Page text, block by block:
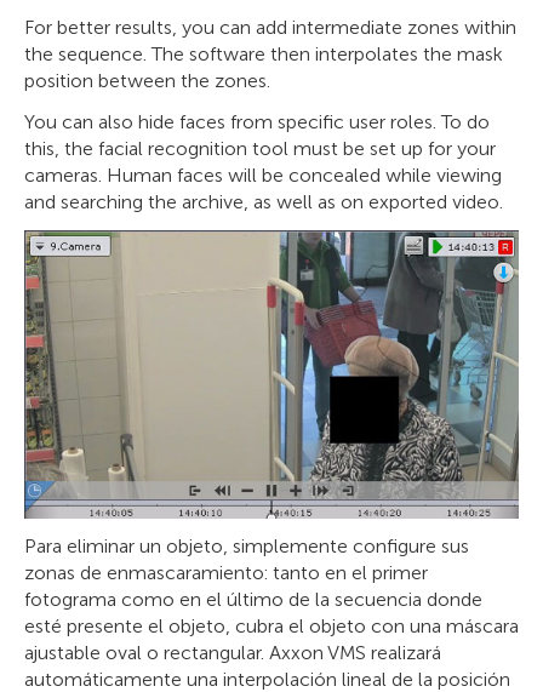
For better results, you can add intermediate zones within
the sequence. The software then interpolates the mask
position between the zones.
You can also hide faces from specific user roles. To do
this, the facial recognition tool must be set up for your
cameras. Human faces will be concealed while viewing
and searching the archive, as well as on exported video.
Para eliminar un objeto, simplemente configure sus
zonas de enmascaramiento: tanto en el primer
fotograma como en el último de la secuencia donde
esté presente el objeto, cubra el objeto con una máscara
ajustable oval o rectangular. Axxon VMS realizará
automáticamente una interpolación lineal de la posición